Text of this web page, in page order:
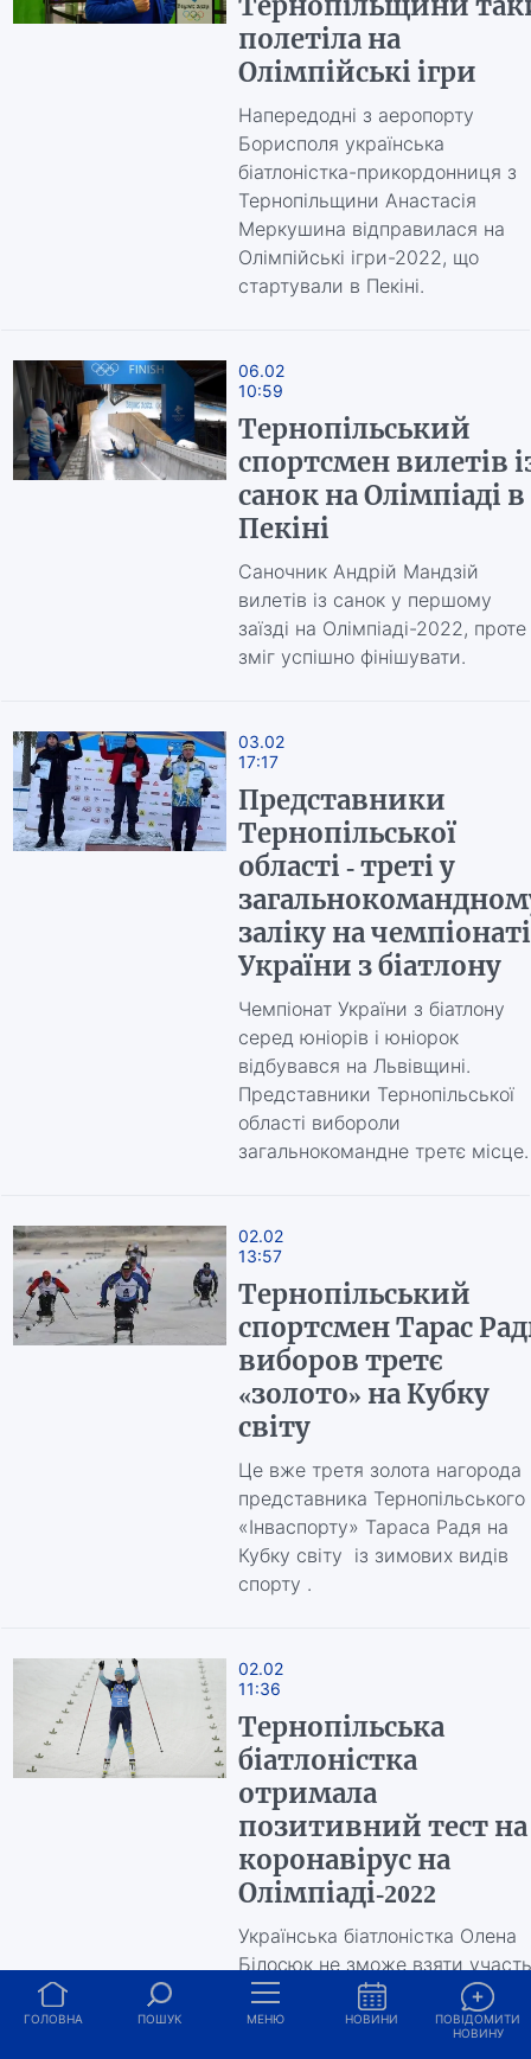
полетіла на
Олімпійські ігри
Напередодні з аеропорту
Борисполя українська
біатлоністка-прикордонниця з
Тернопільщини Анастасія
Меркушина відправилася на
Олімпійські ігри-2022, що
стартували в Пекіні.
06.02
10:59
Тернопільський
спортсмен вилетів
санок на Олімпіаді в
Пекіні
Саночник Андрій Мандзій
вилетів із санок у першому
заїзді на Олімпіаді-2022, проте
зміг успішно фінішувати.
03.02
17:17
Представники
Тернопільської
області - треті у
заліку на чемпіонаті
України з біатлону
Чемпіонат України з біатлону
серед юніорів і юніорок
відбувався на Львівщині.
Представники Тернопільської
області вибороли
загальнокомандне третє місце.
02.02
13:57
Тернопільський
спортсмен Тарас
виборов третє
«золото» на Кубку
світу
Це вже третя золота нагорода
представника Тернопільського
«Інваспорту» Тараса Радя на
Кубку світу із зимових видів
спорту .
02.02
11:36
Тернопільська
біатлоністка
отримала
позитивний тест на
коронавірус на
Олімпіаді-2022
Українська біатлоністка Олена
Білосюк не зможе взяти участь
в кількох перших стартах на
Олімпіаді-2022.
ГОЛОВНА ПОШУК МЕНЮ НОВИНИ
ПОВІДОМИТИ
НОВИНУ